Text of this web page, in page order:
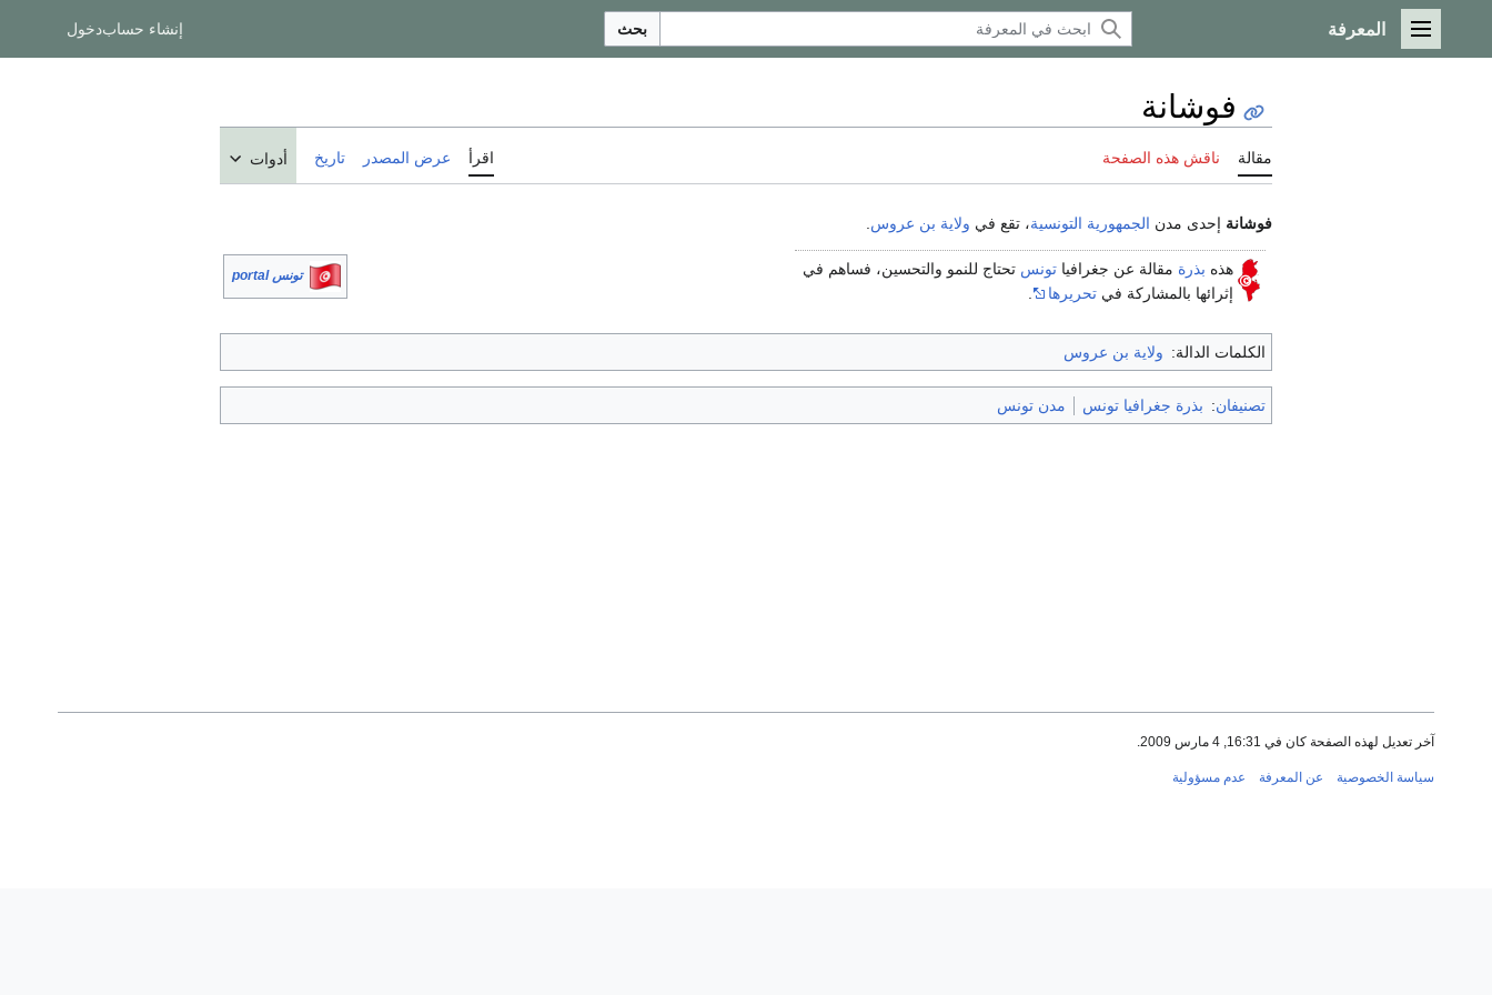
القائمة الرئيسية
المعرفة بحث إنشاء حسابدخول
فوشانة
مقالة ناقش هذه الصفحة اقرأ عرض المصدر تاريخ أدوات
فوشانة إحدى مدن الجمهورية التونسية، تقع في ولاية بن عروس
هذه بذرة مقالة عن جغرافيا تونس تحتاج للنمو والتحسين، فساهم في
إثرائها بالمشاركة في تحريرها
تونس portal
الكلمات الدالة: ولاية بن عروس
تصنيفان: بذرة جغرافيا تونس مدن تونس
آخر تعديل لهذه الصفحة كان في 16:31, 4 مارس 2009.
سياسة الخصوصية عن المعرفة عدم مسؤولية